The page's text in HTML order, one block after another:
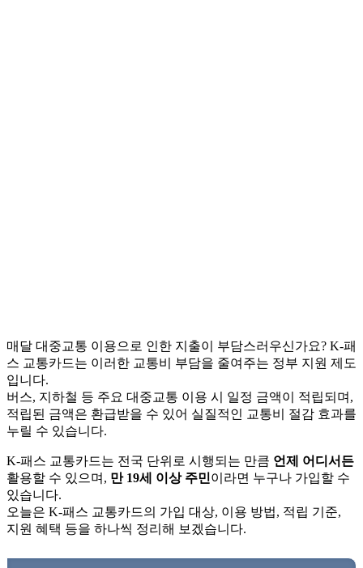
매달 대중교통 이용으로 인한 지출이 부담스러우신가요? K-패
스 교통카드는 이러한 교통비 부담을 줄여주는 정부 지원 제도
입니다.
버스, 지하철 등 주요 대중교통 이용 시 일정 금액이 적립되며,
적립된 금액은 환급받을 수 있어 실질적인 교통비 절감 효과를
누릴 수 있습니다.
K-패스 교통카드는 전국 단위로 시행되는 만큼 언제 어디서든
활용할 수 있으며, 만 19세 이상 주민이라면 누구나 가입할 수
있습니다.
오늘은 K-패스 교통카드의 가입 대상, 이용 방법, 적립 기준,
지원 혜택 등을 하나씩 정리해 보겠습니다.